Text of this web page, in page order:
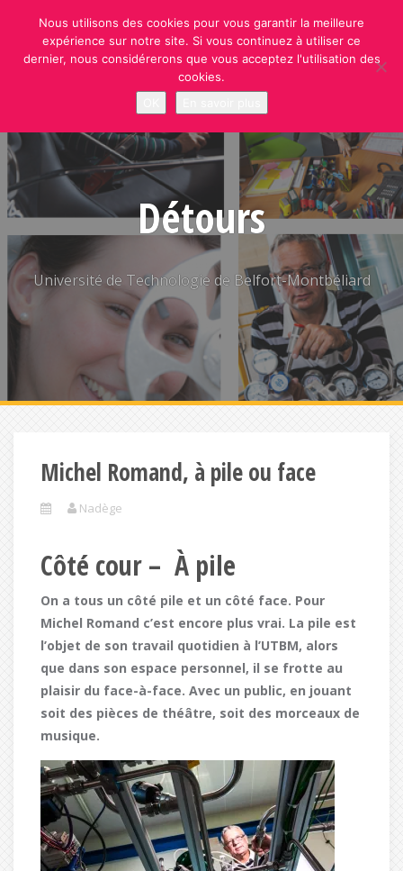
content
Détours
Université de Technologie de Belfort-Montbéliard
Michel Romand, à pile ou face
Nadège
Côté cour – À pile
On a tous un côté pile et un côté face. Pour
Michel Romand c’est encore plus vrai. La pile est
l’objet de son travail quotidien à l’UTBM, alors
que dans son espace personnel, il se frotte au
plaisir du face-à-face. Avec un public, en jouant
soit des pièces de théâtre, soit des morceaux de
musique.
Nous utilisons des cookies pour vous garantir la meilleure
expérience sur notre site. Si vous continuez à utiliser ce
dernier, nous considérerons que vous acceptez l'utilisation des
cookies.